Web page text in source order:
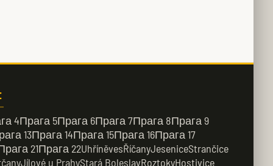
4Прага 5Прага 6Прага 7Прага 8Прага 9
13Прага 14Прага 15Прага 16Прага 17
21Прага 22UhříněvesŘíčanyJeseniceStrančice
Jílové u PrahyStará BoleslavRoztokyHostivice